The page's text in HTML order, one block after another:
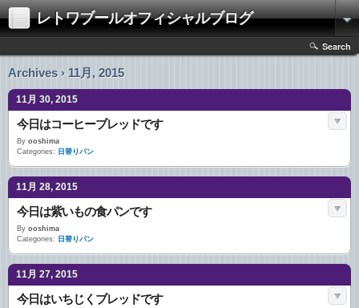
レトワブールオフィシャルブログ
Search
Archives › 11月, 2015
11月 30, 2015
今日はコーヒーブレッドです
By ooshima
Categories: 日替りパン
11月 28, 2015
今日は紫いもの食パンです
By ooshima
Categories: 日替りパン
11月 27, 2015
今日はいちじくブレッドです